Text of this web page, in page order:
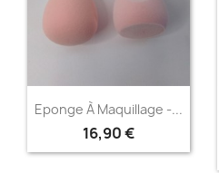
Aperçu rapide
Eponge À Maquillage -...
16,90 €